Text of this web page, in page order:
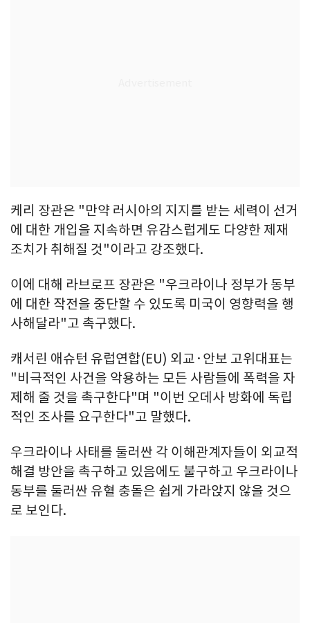
케리 장관은 "만약 러시아의 지지를 받는 세력이 선거
에 대한 개입을 지속하면 유감스럽게도 다양한 제재
조치가 취해질 것"이라고 강조했다.
이에 대해 라브로프 장관은 "우크라이나 정부가 동부
에 대한 작전을 중단할 수 있도록 미국이 영향력을 행
사해달라"고 촉구했다.
캐서린 애슈턴 유럽연합(EU) 외교·안보 고위대표는
"비극적인 사건을 악용하는 모든 사람들에 폭력을 자
제해 줄 것을 촉구한다"며 "이번 오데사 방화에 독립
적인 조사를 요구한다"고 말했다.
우크라이나 사태를 둘러싼 각 이해관계자들이 외교적
해결 방안을 촉구하고 있음에도 불구하고 우크라이나
동부를 둘러싼 유혈 충돌은 쉽게 가라앉지 않을 것으
로 보인다.